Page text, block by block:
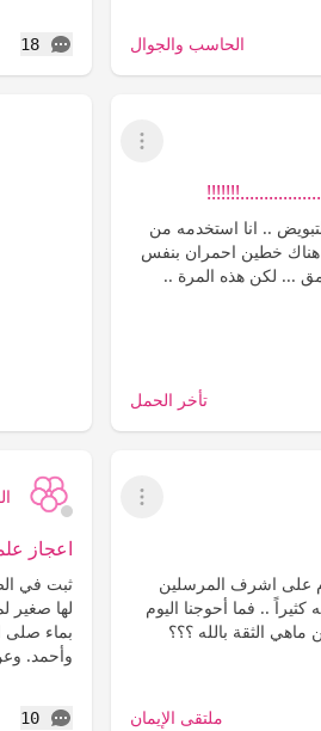
الحاسب والجوال 18
التعليقات
عرض القائمة
.. انا استخدمه من
هناك خطين احمران بنفس
... لكن هذه المرة ..
تأخر الحمل
عرض القائمة
على اشرف المرسلين
.. فما أحوجنا اليوم
ماهي الثقة بالله ؟؟؟
ملتقى الإيمان
اعجاز
ثبت في
لها صغير
بماء صلى
وأحمد.
10
التعليقات